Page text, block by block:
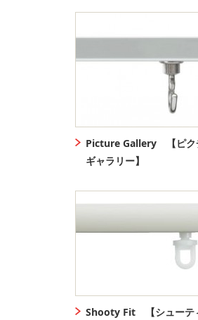
Picture Gallery 【ピク
ギャラリー】
Shooty Fit 【シューテ